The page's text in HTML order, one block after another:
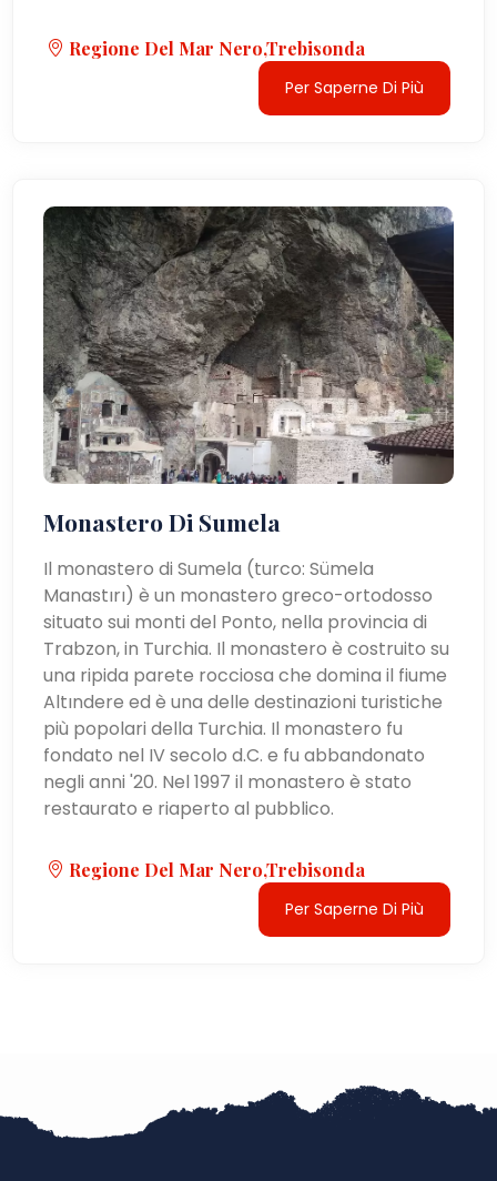
Regione Del Mar Nero,Trebisonda
Per Saperne Di Più
Monastero Di Sumela
Il monastero di Sumela (turco: Sümela
Manastırı) è un monastero greco-ortodosso
situato sui monti del Ponto, nella provincia di
Trabzon, in Turchia. Il monastero è costruito su
una ripida parete rocciosa che domina il fiume
Altındere ed è una delle destinazioni turistiche
più popolari della Turchia. Il monastero fu
fondato nel IV secolo d.C. e fu abbandonato
negli anni '20. Nel 1997 il monastero è stato
restaurato e riaperto al pubblico.
Regione Del Mar Nero,Trebisonda
Per Saperne Di Più